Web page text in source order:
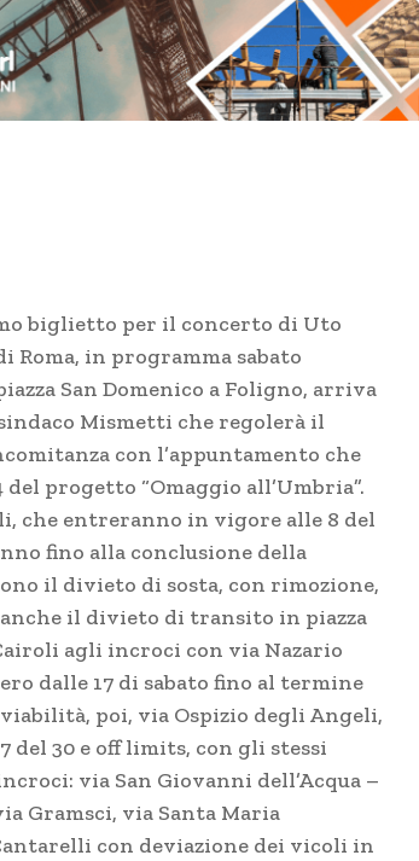
biglietto per il concerto di Uto
Roma, in programma sabato
San Domenico a Foligno, arriva
Mismetti che regolerà il
con l’appuntamento che
del progetto “Omaggio all’Umbria”.
che entreranno in vigore alle 8 del
fino alla conclusione della
il divieto di sosta, con rimozione,
il divieto di transito in piazza
agli incroci con via Nazario
dalle 17 di sabato fino al termine
poi, via Ospizio degli Angeli,
del 30 e off limits, con gli stessi
via San Giovanni dell’Acqua –
Gramsci, via Santa Maria
con deviazione dei vicoli in